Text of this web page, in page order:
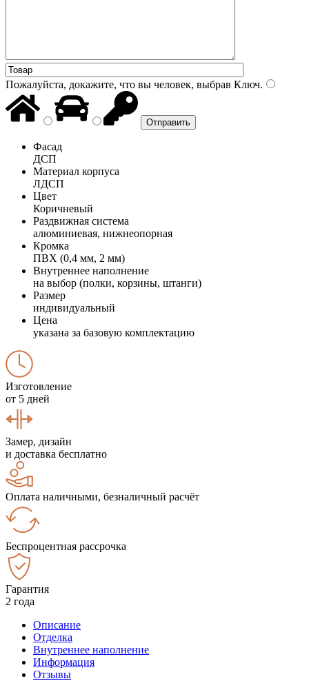
Пожалуйста, докажите, что вы человек, выбрав Ключ.
Фасад
ДСП
Материал корпуса
ЛДСП
Цвет
Коричневый
Раздвижная система
алюминиевая, нижнеопорная
Кромка
ПВХ (0,4 мм, 2 мм)
Внутреннее наполнение
на выбор (полки, корзины, штанги)
Размер
индивидуальный
Цена
указана за базовую комплектацию
Изготовление
от 5 дней
Замер, дизайн
и доставка бесплатно
Оплата наличными, безналичный расчёт
Беспроцентная рассрочка
Гарантия
2 года
Описание
Отделка
Внутреннее наполнение
Информация
Отзывы